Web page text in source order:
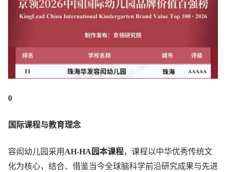
0
国际课程与教育理念
容闳幼儿园采用 AH-HA园本课程，课程以中华优秀传统文
化为核心，结合、借鉴当今全球脑科学前沿研究成果与先进